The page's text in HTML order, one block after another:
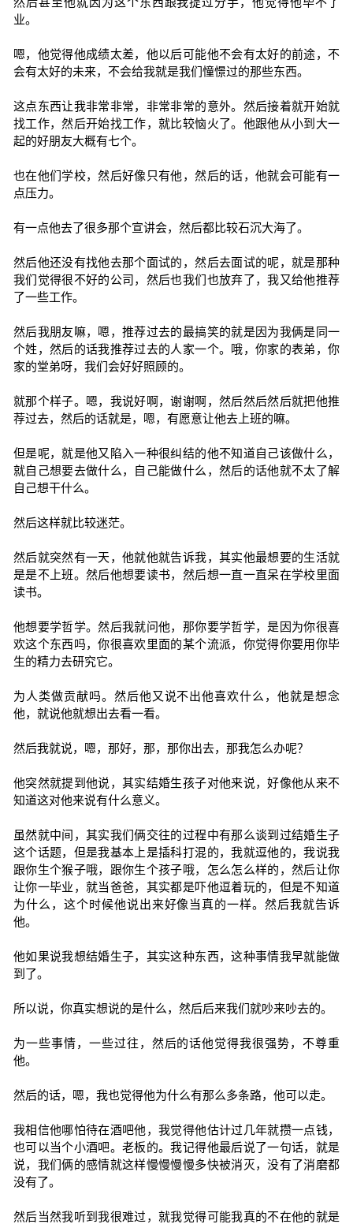
业。
嗯，他觉得他成绩太差，他以后可能他不会有太好的前途，不
会有太好的未来，不会给我就是我们憧憬过的那些东西。
这点东西让我非常非常，非常非常的意外。然后接着就开始就
找工作，然后开始找工作，就比较恼火了。他跟他从小到大一
起的好朋友大概有七个。
也在他们学校，然后好像只有他，然后的话，他就会可能有一
点压力。
有一点他去了很多那个宣讲会，然后都比较石沉大海了。
然后他还没有找他去那个面试的，然后去面试的呢，就是那种
我们觉得很不好的公司，然后也我们也放弃了，我又给他推荐
了一些工作。
然后我朋友嘛，嗯，推荐过去的最搞笑的就是因为我俩是同一
个姓，然后的话我推荐过去的人家一个。哦，你家的表弟，你
家的堂弟呀，我们会好好照顾的。
就那个样子。嗯，我说好啊，谢谢啊，然后然后然后就把他推
荐过去，然后的话就是，嗯，有愿意让他去上班的嘛。
但是呢，就是他又陷入一种很纠结的他不知道自己该做什么，
就自己想要去做什么，自己能做什么，然后的话他就不太了解
自己想干什么。
然后这样就比较迷茫。
然后就突然有一天，他就他就告诉我，其实他最想要的生活就
是是不上班。然后他想要读书，然后想一直一直呆在学校里面
读书。
他想要学哲学。然后我就问他，那你要学哲学，是因为你很喜
欢这个东西吗，你很喜欢里面的某个流派，你觉得你要用你毕
生的精力去研究它。
为人类做贡献吗。然后他又说不出他喜欢什么，他就是想念
他，就说他就想出去看一看。
然后我就说，嗯，那好，那，那你出去，那我怎么办呢？
他突然就提到他说，其实结婚生孩子对他来说，好像他从来不
知道这对他来说有什么意义。
虽然就中间，其实我们俩交往的过程中有那么谈到过结婚生子
这个话题，但是我基本上是插科打混的，我就逗他的，我说我
跟你生个猴子哦，跟你生个孩子哦，怎么怎么样的，然后让你
让你一毕业，就当爸爸，其实都是吓他逗着玩的，但是不知道
为什么，这个时候他说出来好像当真的一样。然后我就告诉
他。
他如果说我想结婚生子，其实这种东西，这种事情我早就能做
到了。
所以说，你真实想说的是什么，然后后来我们就吵来吵去的。
为一些事情，一些过往，然后的话他觉得我很强势，不尊重
他。
然后的话，嗯，我也觉得他为什么有那么多条路，他可以走。
我相信他哪怕待在酒吧他，我觉得他估计过几年就攒一点钱，
也可以当个小酒吧。老板的。我记得他最后说了一句话，就是
说，我们俩的感情就这样慢慢慢慢多快被消灭，没有了消磨都
没有了。
然后当然我听到我很难过，就我觉得可能我真的不在他的就是